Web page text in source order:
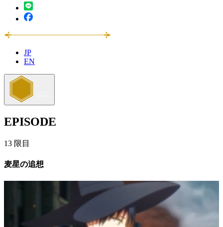
JP
EN
EPISODE
13 限目
麦星の追想